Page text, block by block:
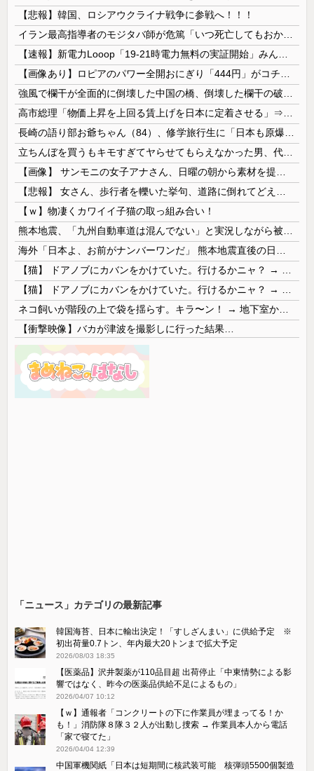
【悲報】韓国、ロシアウクライナ戦争に参戦へ！！！
【ｗ】物凄くカワイイ子猫の取っ組み合い！
【衝撃映像】バカが津波を撮影しに行った結果…
「ニュース」カテゴリの最新記事
韓国海苔、日本に輸出決定！「すしざんまい」に供給予定 ※
初出荷量0.7トン、年内最大20トンまで拡大予定
2026/08/03 18:35
【医薬品】沢井製薬が110品目超 出荷停止「中東情勢による影
響ではなく、昨今の医薬品供給不足によるもの」
2026/04/07 10:12
【ｗ】通報者「コンクリートの下に作業員が埋まってる！か
も！」消防隊８隊３２人が出動し捜索 → 作業員本人から電話
「家で寝てた」
2026/04/04 12:39
中国軍機関紙「日本は短期間に核武装可能 核弾頭5500個製造